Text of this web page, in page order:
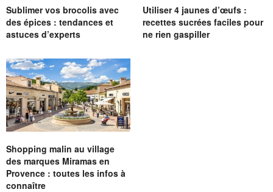
Sublimer vos brocolis avec
des épices : tendances et
astuces d’experts
Utiliser 4 jaunes d’œufs :
recettes sucrées faciles pour
ne rien gaspiller
Shopping malin au village
des marques Miramas en
Provence : toutes les infos à
connaître